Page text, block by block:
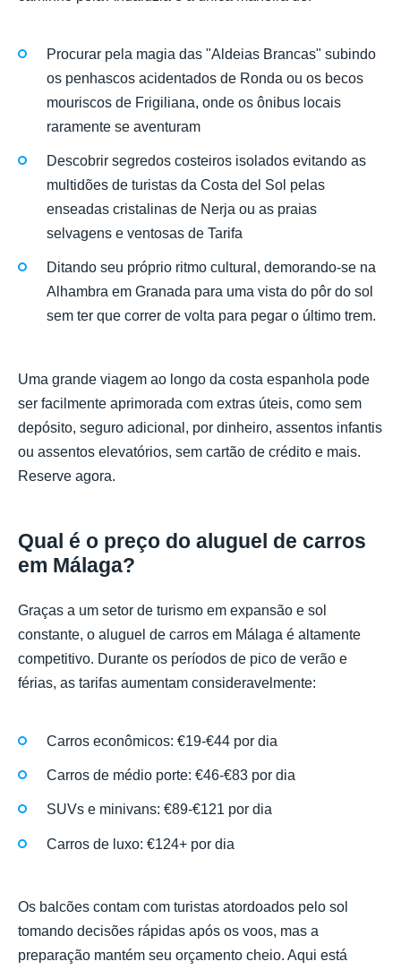
Procurar pela magia das "Aldeias Brancas" subindo
os penhascos acidentados de Ronda ou os becos
mouriscos de Frigiliana, onde os ônibus locais
raramente se aventuram
Descobrir segredos costeiros isolados evitando as
multidões de turistas da Costa del Sol pelas
enseadas cristalinas de Nerja ou as praias
selvagens e ventosas de Tarifa
Ditando seu próprio ritmo cultural, demorando-se na
Alhambra em Granada para uma vista do pôr do sol
sem ter que correr de volta para pegar o último trem.
Uma grande viagem ao longo da costa espanhola pode
ser facilmente aprimorada com extras úteis, como sem
depósito, seguro adicional, por dinheiro, assentos infantis
ou assentos elevatórios, sem cartão de crédito e mais.
Reserve agora.
Qual é o preço do aluguel de carros
em Málaga?
Graças a um setor de turismo em expansão e sol
constante, o aluguel de carros em Málaga é altamente
competitivo. Durante os períodos de pico de verão e
férias, as tarifas aumentam consideravelmente:
Carros econômicos: €19-€44 por dia
Carros de médio porte: €46-€83 por dia
SUVs e minivans: €89-€121 por dia
Carros de luxo: €124+ por dia
Os balcões contam com turistas atordoados pelo sol
tomando decisões rápidas após os voos, mas a
preparação mantém seu orçamento cheio. Aqui está